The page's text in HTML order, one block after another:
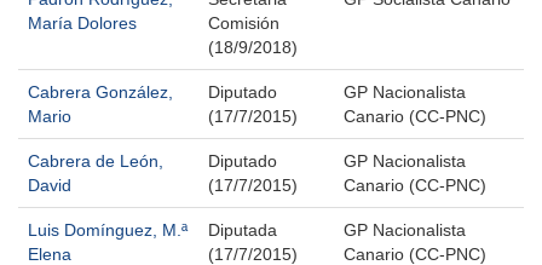
María Dolores
Comisión
(18/9/2018)
Cabrera González,
Mario
Diputado
(17/7/2015)
GP Nacionalista
Canario (CC-PNC)
Cabrera de León,
David
Diputado
(17/7/2015)
GP Nacionalista
Canario (CC-PNC)
Luis Domínguez, M.ª
Elena
Diputada
(17/7/2015)
GP Nacionalista
Canario (CC-PNC)